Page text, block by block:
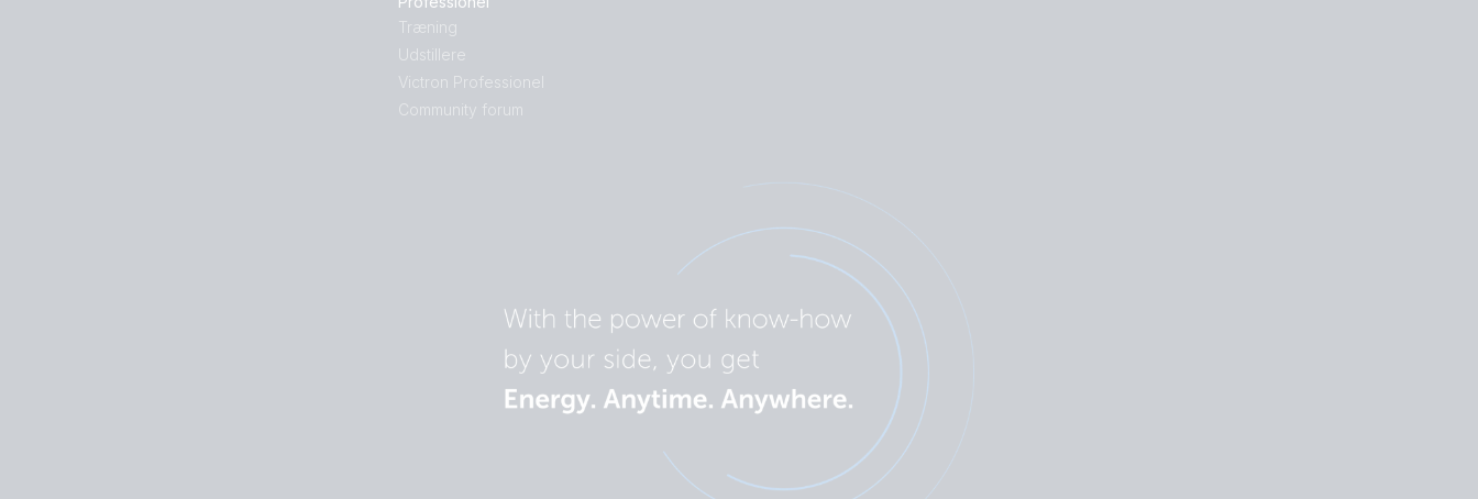
Træning
Udstillere
Victron Professionel
Community forum